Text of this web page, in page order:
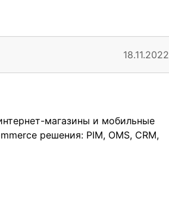
18.11.2022
магазины и мобильные
решения: PIM, OMS, CRM,